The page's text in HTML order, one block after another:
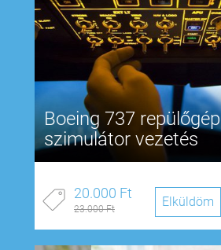
Boeing 737 repülőgép
szimulátor vezetés
20.000 Ft
23.000 Ft Elküldöm